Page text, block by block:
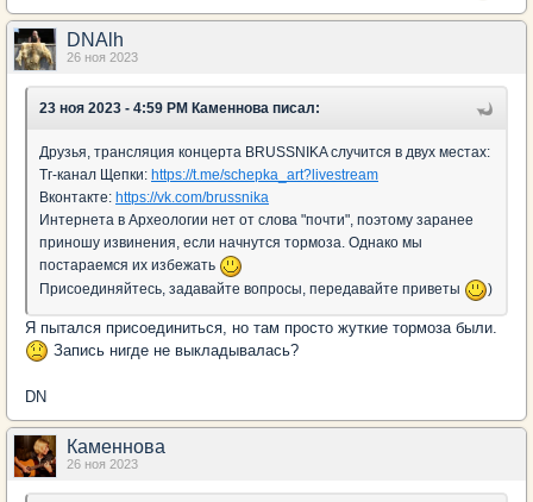
DNAlh
26 ноя 2023
23 ноя 2023 - 4:59 PM Каменнова писал:
Друзья, трансляция концерта BRUSSNIKA случится в двух местах:
Тг-канал Щепки: https://t.me/schepka_art?livestream
Вконтакте: https://vk.com/brussnika
Интернета в Археологии нет от слова "почти", поэтому заранее
приношу извинения, если начнутся тормоза. Однако мы
постараемся их избежать
Присоединяйтесь, задавайте вопросы, передавайте приветы
)
Я пытался присоединиться, но там просто жуткие тормоза были.
Запись нигде не выкладывалась?
DN
Каменнова
26 ноя 2023